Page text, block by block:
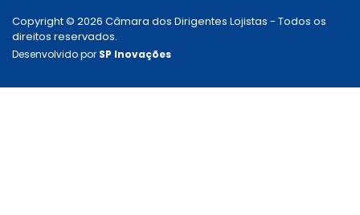
Copyright © 2026 Câmara dos Dirigentes Lojistas - Todos os
direitos reservados.
Desenvolvido por SP Inovações